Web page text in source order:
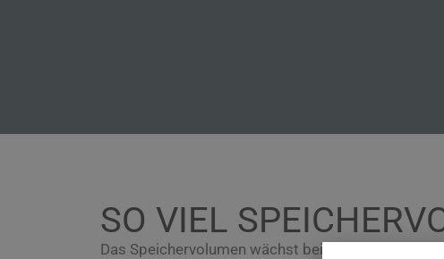
SO VIEL
Das Speichervolumen wächst bei SpeedPower